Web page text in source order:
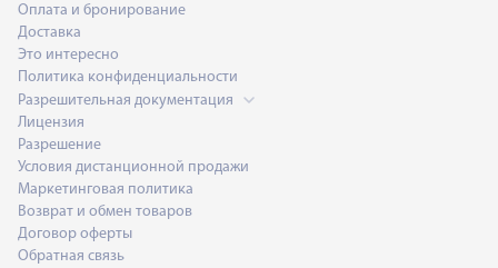
Оплата и бронирование
Доставка
Это интересно
Политика конфиденциальности
Разрешительная документация
Лицензия
Разрешение
Условия дистанционной продажи
Маркетинговая политика
Возврат и обмен товаров
Договор оферты
Обратная связь